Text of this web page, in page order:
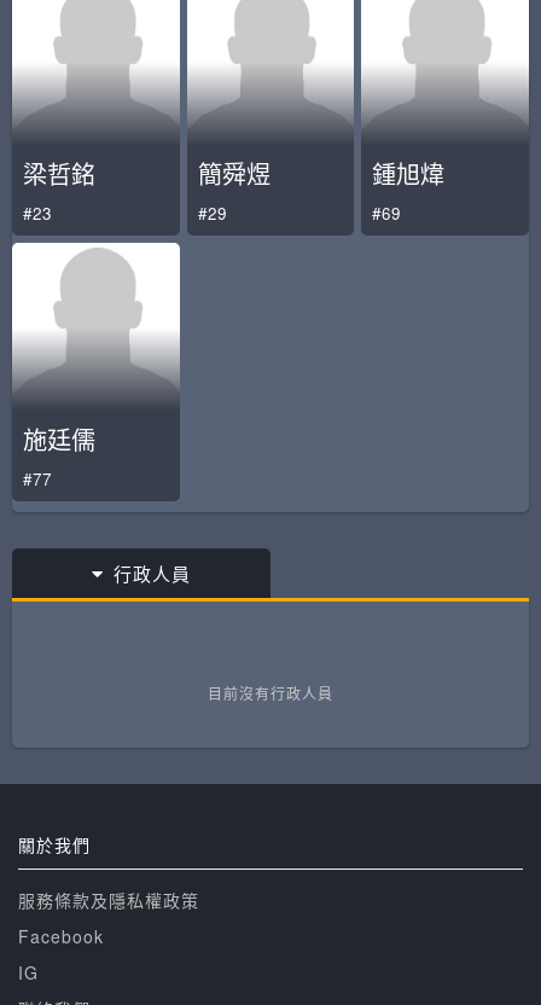
梁哲銘
#23
簡舜煜
#29
鍾旭煒
#69
施廷儒
#77
行政人員
目前沒有行政人員
關於我們
服務條款及隱私權政策
Facebook
IG